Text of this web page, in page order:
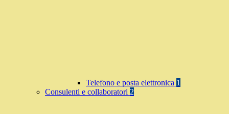
Telefono e posta elettronica 1
Consulenti e collaboratori 2